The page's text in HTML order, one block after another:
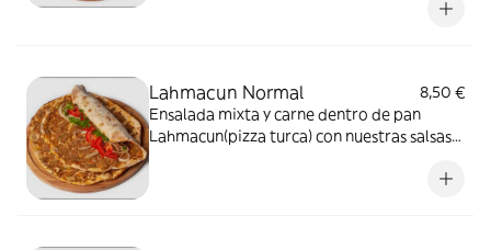
Lahmacun Normal
8,50 €
Ensalada mixta y carne dentro de pan
Lahmacun(pizza turca) con nuestras salsas